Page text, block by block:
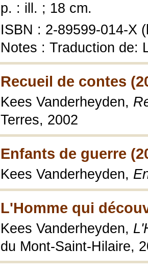
p. : ill. ; 18 cm.
ISBN : 2-89599-014-X
Notes : Traduction de:
Recueil de contes
Kees Vanderheyden,
Terres, 2002
Enfants de guerre
Kees Vanderheyden,
L'Homme qui
Kees Vanderheyden,
du Mont-Saint-Hilaire,